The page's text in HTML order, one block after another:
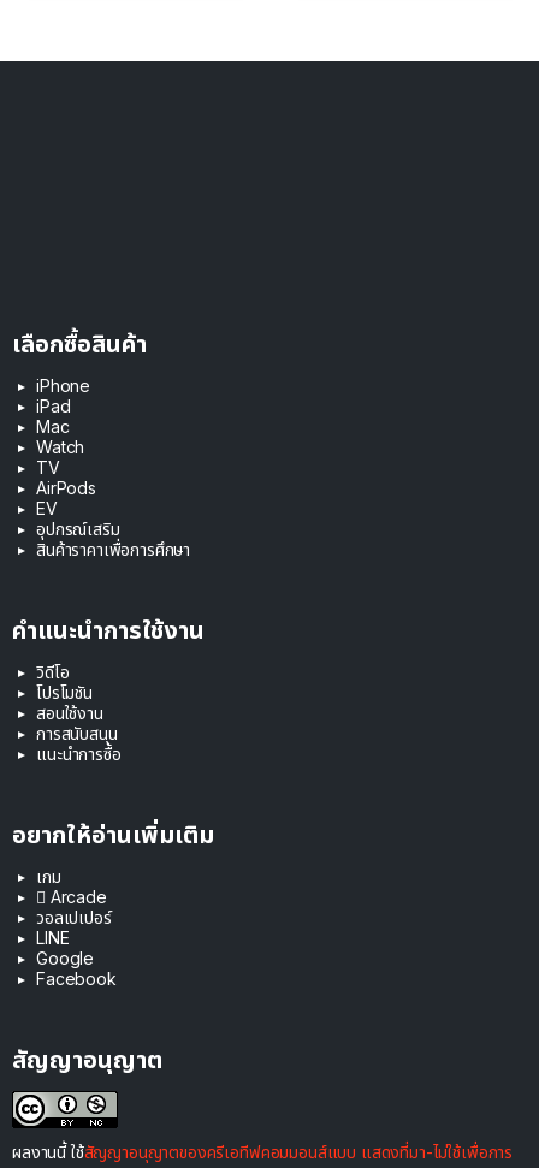
เลือกซื้อสินค้า
iPhone
iPad
Mac
Watch
TV
AirPods
EV
อุปกรณ์เสริม
สินค้าราคาเพื่อการศึกษา
คำแนะนำการใช้งาน
วิดีโอ
โปรโมชัน
สอนใช้งาน
การสนับสนุน
แนะนำการซื้อ
อยากให้อ่านเพิ่มเติม
เกม
 Arcade
วอลเปเปอร์
LINE
Google
Facebook
สัญญาอนุญาต
ผลงานนี้ ใช้สัญญาอนุญาตของครีเอทีฟคอมมอนส์แบบ แสดงที่มา-ไม่ใช้เพื่อการ